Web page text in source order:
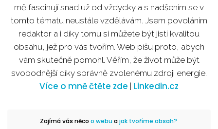
mě fascinují snad už od vždycky a s nadšením se v
tomto tématu neustále vzdělávám. Jsem povoláním
redaktor a i díky tomu si můžete být jistí kvalitou
obsahu, jež pro vás tvořím. Web píšu proto, abych
vám skutečně pomohl. Věřím, že život může být
svobodnější díky správně zvolenému zdroji energie.
Více o mně čtěte zde Linkedin.cz
Zajímá vás něco o webuajak tvoříme obsah?